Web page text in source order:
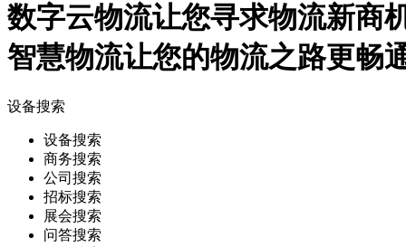
数字云物流让您寻求物流新商
智慧物流让您的物流之路更畅
设备搜索
设备搜索
商务搜索
公司搜索
招标搜索
展会搜索
问答搜索